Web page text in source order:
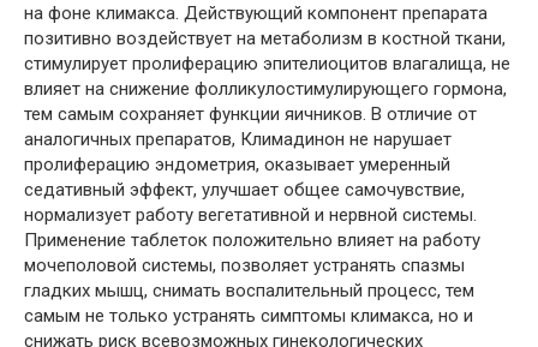
на фоне климакса. Действующий компонент препарата
позитивно воздействует на метаболизм в костной ткани,
стимулирует пролиферацию эпителиоцитов влагалища, не
влияет на снижение фолликулостимулирующего гормона,
тем самым сохраняет функции яичников. В отличие от
аналогичных препаратов, Климадинон не нарушает
пролиферацию эндометрия, оказывает умеренный
седативный эффект, улучшает общее самочувствие,
нормализует работу вегетативной и нервной системы.
Применение таблеток положительно влияет на работу
мочеполовой системы, позволяет устранять спазмы
гладких мышц, снимать воспалительный процесс, тем
самым не только устранять симптомы климакса, но и
снижать риск всевозможных гинекологических